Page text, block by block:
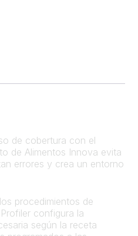
de cobertura con el
de Alimentos Innova evita
errores y crea un entorno
procedimientos de
configura la
según la receta